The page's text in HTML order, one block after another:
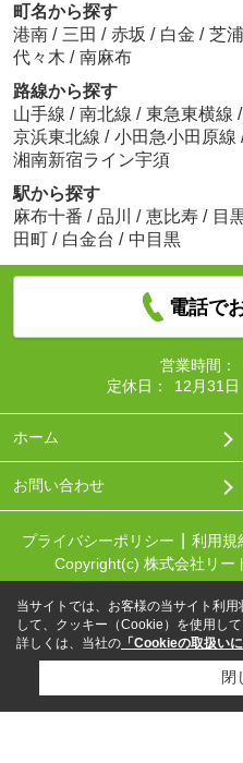
町名から探す
港南 / 三田 / 赤坂 / 白金 / 芝浦
代々木 / 南麻布
路線から探す
山手線 / 南北線 / 東急東横線 /
京浜東北線 / 小田急小田原線
湘南新宿ライン宇須
駅から探す
麻布十番 / 品川 / 恵比寿 / 目
田町 / 白金台 / 中目黒
電話で
営業時間：
定休日：
12月31
ホーム
お問い合わせ
プライバシーポリシー 利用規
Copyright(c) 株式会社リ
当サイトでは、お客様の当サイト利
して、クッキー（Cookie）を使用して
詳しくは、当社の 「Cookieの取扱い
閉